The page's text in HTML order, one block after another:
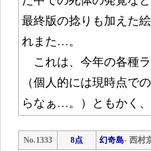
最終版の捻りも加えた
れまた…。
これは、今年の各種
（個人的には現時点で
らなぁ…。）ともかく
No.1333 8点 幻奇島- 西村